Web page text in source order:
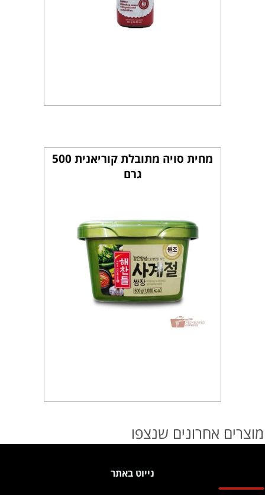
מחית סויה מתובלת קוריאנית 500
גרם
מוצרים אחרונים שנצפו
נייוט באתר